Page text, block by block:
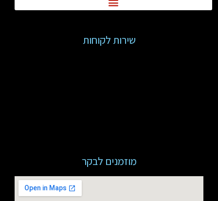
שירות לקוחות
מוזמנים לבקר